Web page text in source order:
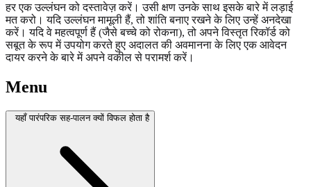
हर एक उल्लंघन को दस्तावेज़ करें। उसी क्षण उनके साथ इसके बारे में लड़ाई
मत करो। यदि उल्लंघन मामूली हैं, तो शांति बनाए रखने के लिए उन्हें अनदेखा
करें। यदि वे महत्वपूर्ण हैं (जैसे बच्चे को रोकना), तो अपने विस्तृत रिकॉर्ड को
सबूत के रूप में उपयोग करते हुए अदालत की अवमानना के लिए एक आवेदन
दायर करने के बारे में अपने वकील से परामर्श करें।
Menu
यहाँ पारंपरिक सह-पालन क्यों विफल होता है